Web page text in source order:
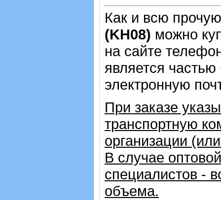
Как и всю
(KH08) можно
на сайте
является
электронную
При заказе
транспортную
организации
В случае
специалистов -
объема.